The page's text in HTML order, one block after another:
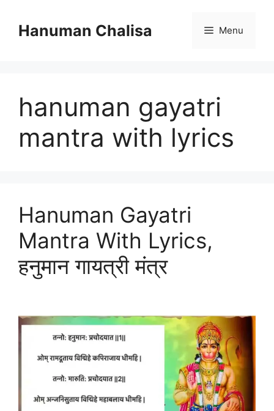
contentHanuman Chalisa Menu
hanuman gayatri
mantra with lyrics
Hanuman Gayatri
Mantra With Lyrics,
हनुमान गायत्री मंत्र